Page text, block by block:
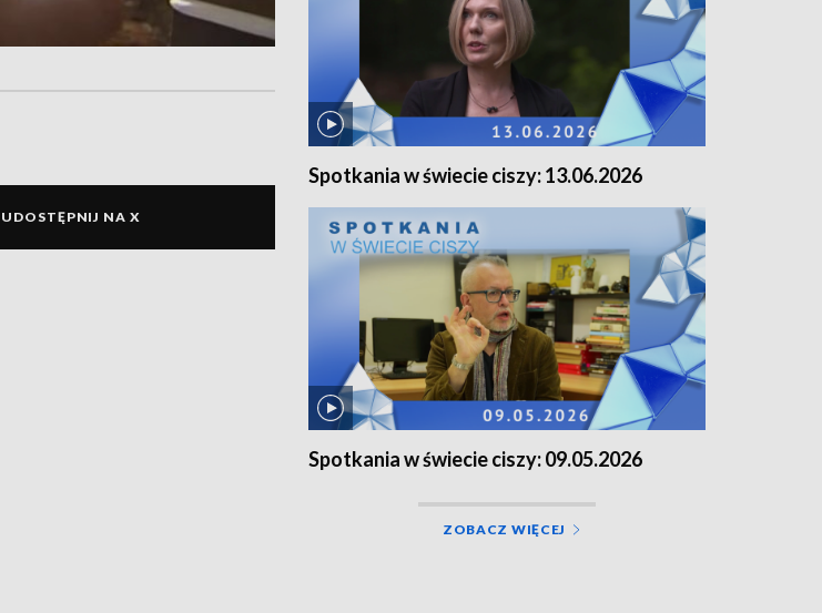
UDOSTĘPNIJ NA X
Spotkania w świecie ciszy: 13.06.2026
Spotkania w świecie ciszy: 09.05.2026
ZOBACZ WIĘCEJ